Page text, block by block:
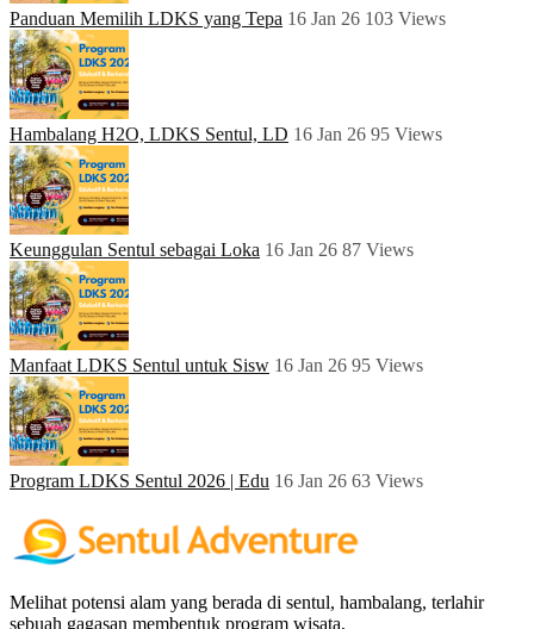
Panduan Memilih LDKS yang Tepa 16 Jan 26 103 Views
Hambalang H2O, LDKS Sentul, LD 16 Jan 26 95 Views
Keunggulan Sentul sebagai Loka 16 Jan 26 87 Views
Manfaat LDKS Sentul untuk Sisw 16 Jan 26 95 Views
Program LDKS Sentul 2026 | Edu 16 Jan 26 63 Views
Melihat potensi alam yang berada di sentul, hambalang, terlahir
sebuah gagasan membentuk program wisata,